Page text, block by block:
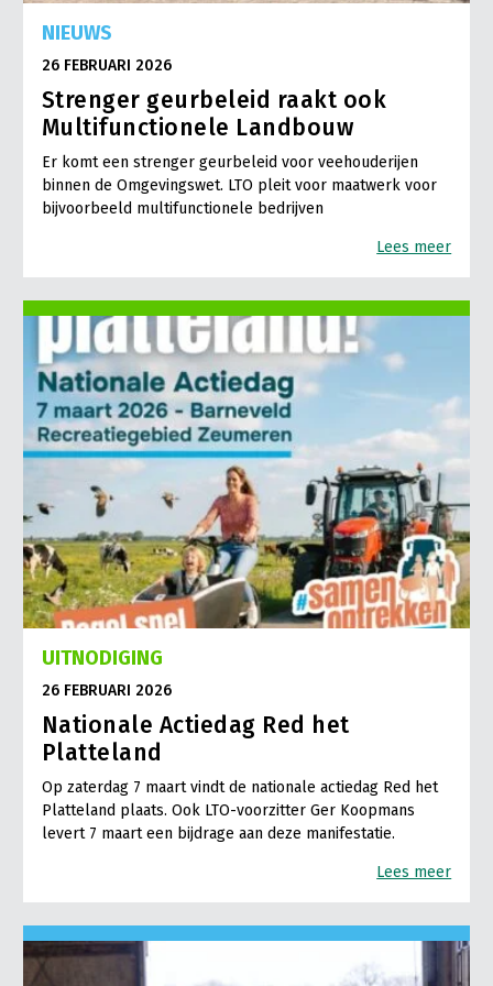
NIEUWS
26 FEBRUARI 2026
Strenger geurbeleid raakt ook
Multifunctionele Landbouw
Er komt een strenger geurbeleid voor veehouderijen
binnen de Omgevingswet. LTO pleit voor maatwerk voor
bijvoorbeeld multifunctionele bedrijven
Lees meer
UITNODIGING
26 FEBRUARI 2026
Nationale Actiedag Red het
Platteland
Op zaterdag 7 maart vindt de nationale actiedag Red het
Platteland plaats. Ook LTO-voorzitter Ger Koopmans
levert 7 maart een bijdrage aan deze manifestatie.
Lees meer